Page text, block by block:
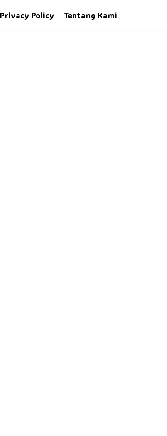
Privacy Policy Tentang Kami